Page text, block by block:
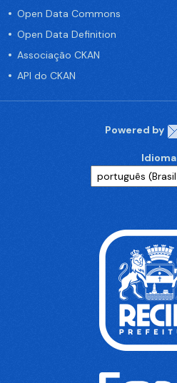
Open Data Commons
Open Data Definition
Associação CKAN
API do CKAN
Powered by
Idioma